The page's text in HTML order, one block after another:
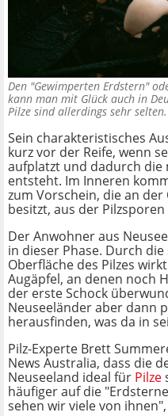
Den "Gewimperten Erdstern"
kann man mit Glück auch in
Pilze sind allerdings sehr
Sein charakteristisches
kurz vor der Reife, wenn
aufplatzt und dadurch
entsteht. Im Inneren
zum Vorschein, die an
besitzt, aus der
Der Anwohner aus
in dieser Phase. Durch
Oberfläche des Pilzes
Augäpfel, an denen noch
der erste Schock
Neuseeländer aber dann
herausfinden, was da in
Pilz-Experte Brett
News Australia, dass die
Neuseeland ideal für Pilze
häufiger auf die
sehen wir viele von